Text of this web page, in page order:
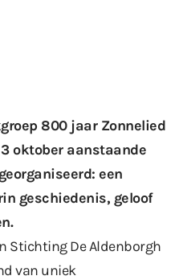
800 jaar Zonnelied
oktober aanstaande
een
geschiedenis, geloof
Stichting De Aldenborgh
van uniek